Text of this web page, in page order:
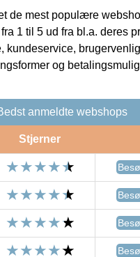
de mest populære
1 til 5 ud fra bl.a. deres
kundeservice,
og
anmeldte webshops
Stjerner